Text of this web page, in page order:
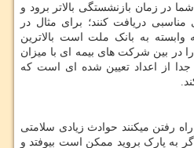
شما در زمان بازنشستگی بالاتر برود و
دریافت کنند؛ برای مثال در
که وابسته به بانک ملت است بالاترین
در بین شرکت های بیمه ای با میزان
جدا از اعداد تعیین شده ای است که
رفتن میکنند حوادث زیادی سلامتی
اگر به پارک بروید ممکن است بیوفتد و